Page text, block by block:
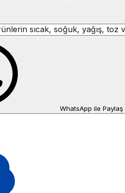
sıcak, soğuk, yağış, toz
WhatsApp ile Paylaş